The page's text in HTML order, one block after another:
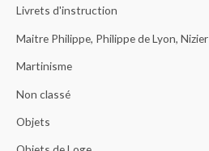
Livrets d'instruction
Maitre Philippe, Philippe de Lyon, Nizier
Martinisme
Non classé
Objets